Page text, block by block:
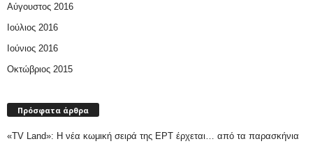
Αύγουστος 2016
Ιούλιος 2016
Ιούνιος 2016
Οκτώβριος 2015
Πρόσφατα άρθρα
«TV Land»: Η νέα κωμική σειρά της ΕΡΤ έρχεται… από τα παρασκήνια